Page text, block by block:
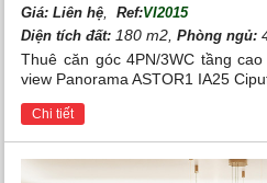
Giá:Liên hệ Ref:VI2015
Diện tích đất: 180 m2,Phòng ngủ:
Thuê căn góc 4PN/3WC tầng
view Panorama ASTOR1 IA25
Chi tiết